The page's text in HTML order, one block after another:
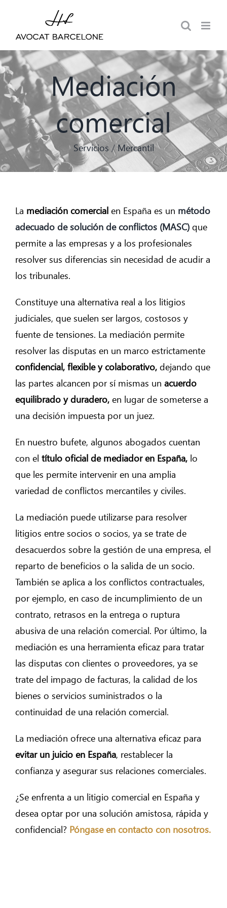
contenido
Mediación
comercial
Servicios /Mercantil
La mediación comercialen España es un método
adecuado de solución de conflictos (MASC) que
permite a las empresas y a los profesionales
resolver sus diferencias sin necesidad de acudir a
los tribunales.
Constituye una alternativa real a los litigios
judiciales, que suelen ser largos, costosos y
fuente de tensiones. La mediación permite
resolver las disputas en un marco estrictamente
confidencial, flexible y colaborativo,dejando que
las partes alcancen por sí mismas un acuerdo
equilibrado y duradero,en lugar de someterse a
una decisión impuesta por un juez.
En nuestro bufete, algunos abogados cuentan
con el título oficial de mediador en España,lo
que les permite intervenir en una amplia
variedad de conflictos mercantiles y civiles.
La mediación puede utilizarse para resolver
litigios entre socios o socios, ya se trate de
desacuerdos sobre la gestión de una empresa, el
reparto de beneficios o la salida de un socio.
También se aplica a los conflictos contractuales,
por ejemplo, en caso de incumplimiento de un
contrato, retrasos en la entrega o ruptura
abusiva de una relación comercial. Por último, la
mediación es una herramienta eficaz para tratar
las disputas con clientes o proveedores, ya se
trate del impago de facturas, la calidad de los
bienes o servicios suministrados o la
continuidad de una relación comercial.
La mediación ofrece una alternativa eficaz para
evitar un juicio en España, restablecer la
confianza y asegurar sus relaciones comerciales.
¿Se enfrenta a un litigio comercial en España y
desea optar por una solución amistosa, rápida y
confidencial? Póngase en contacto con nosotros.